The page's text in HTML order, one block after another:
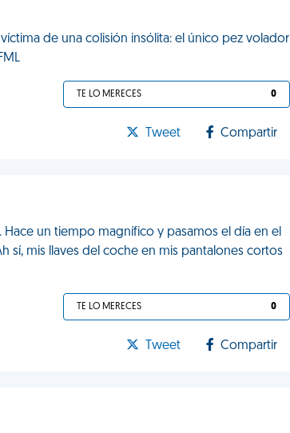
de una colisión insólita: el único pez volador
TE LO MERECES 0
Tweet Compartir
un tiempo magnífico y pasamos el día en el
sí, mis llaves del coche en mis pantalones cortos
TE LO MERECES 0
Tweet Compartir